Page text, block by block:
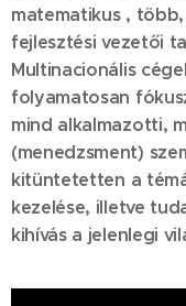
matematikus ,
fejlesztési vezetői
Multinacionális
folyamatosan
mind alkalmazotti,
(menedzsment)
kitüntetetten a
kezelése, illetve
kihívás a jelenlegi